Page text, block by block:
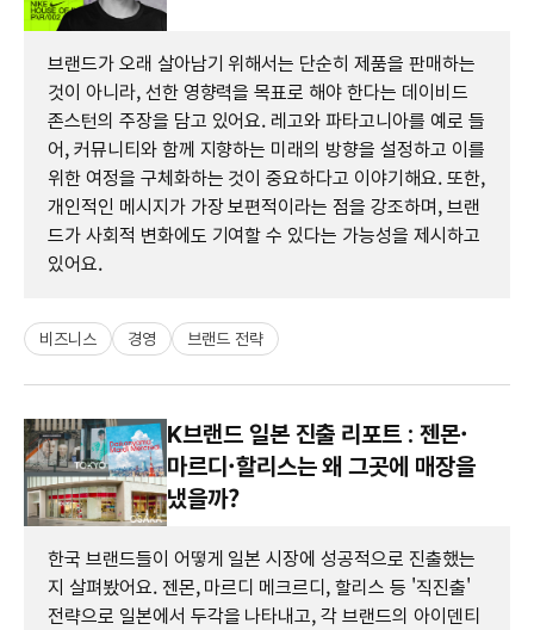
브랜드가 오래 살아남기 위해서는 단순히 제품을 판매하는
것이 아니라, 선한 영향력을 목표로 해야 한다는 데이비드
존스턴의 주장을 담고 있어요. 레고와 파타고니아를 예로 들
어, 커뮤니티와 함께 지향하는 미래의 방향을 설정하고 이를
위한 여정을 구체화하는 것이 중요하다고 이야기해요. 또한,
개인적인 메시지가 가장 보편적이라는 점을 강조하며, 브랜
드가 사회적 변화에도 기여할 수 있다는 가능성을 제시하고
있어요.
비즈니스 경영 브랜드 전략
K브랜드 일본 진출 리포트 : 젠몬·
마르디·할리스는 왜 그곳에 매장을
냈을까?
한국 브랜드들이 어떻게 일본 시장에 성공적으로 진출했는
지 살펴봤어요. 젠몬, 마르디 메크르디, 할리스 등 '직진출'
전략으로 일본에서 두각을 나타내고, 각 브랜드의 아이덴티